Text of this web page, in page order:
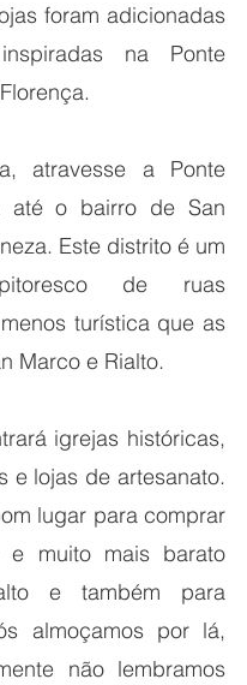
foram adicionadas
na Ponte
atravesse a Ponte
até o bairro de San
Este distrito é um
de ruas
turística que as
Marco e Rialto.
igrejas históricas,
e lojas de artesanato.
lugar para comprar
e muito mais barato
e também para
almoçamos por lá,
não lembramos